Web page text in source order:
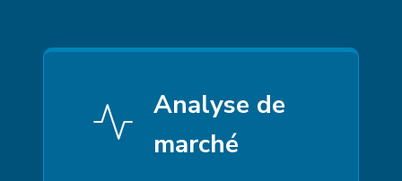
Analyse de
marché